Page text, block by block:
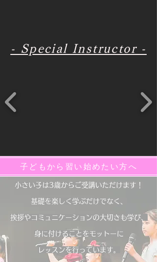
- Special Instructor -
子どもから習い始めたい方へ
小さい子は3歳からご受講いただけます！
基礎を楽しく学ぶだけでなく、
挨拶やコミュニケーションの大切さも学び、
身に付けることをモットーに
レッスンを行っています。